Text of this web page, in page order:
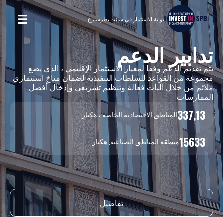
بوابة الاستثمار في سانت بطرسبرغ
تدابير الدعم
يتم تقديم الدعم وفقا لمعيار الاستثمار الإقليمي ، الذي يضع
مجموعة من القواعد للسلطات التنفيذية لضمان مناخ استثماري
ملائم من خلال آليات فعالة وتنظيم تشريعي وإدخال أفضل
الممارسات
337,13المناطق الاقتصادية الخاصة ، هكتار
15633منطقة المناطق الصناعية, هكتار
تفاصيل